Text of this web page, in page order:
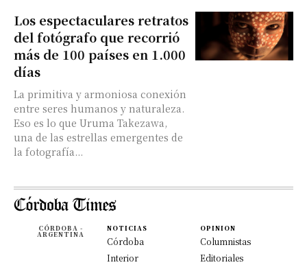
Los espectaculares retratos
del fotógrafo que recorrió
más de 100 países en 1.000
días
La primitiva y armoniosa conexión
entre seres humanos y naturaleza.
Eso es lo que Uruma Takezawa,
una de las estrellas emergentes de
la fotografía...
CÓRDOBA -
ARGENTINA
NOTICIAS
Córdoba
Interior
OPINION
Columnistas
Editoriales